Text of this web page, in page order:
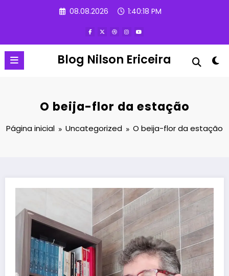
08.08.2026 1:40:19 PM
Blog Nilson Ericeira
O beija-flor da estação
Página inicial Uncategorized O beija-flor da estação